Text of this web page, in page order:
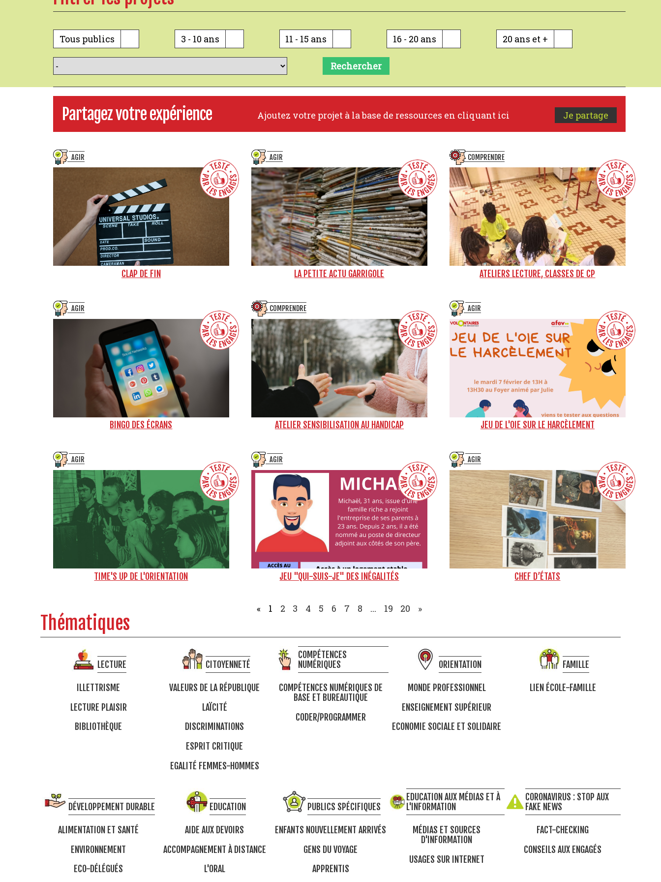
Tous publics 3 - 10 ans 11 - 15 ans 16 - 20 ans 20 ans et +
Rechercher
Partagez votre expérience Ajoutez votre projet à la base de ressources en cliquant ici Je partage
AGIR
CLAP DE FIN
AGIR
LA PETITE ACTU GARRIGOLE
COMPRENDRE
ATELIERS LECTURE, CLASSES DE CP
AGIR
BINGO DES ÉCRANS
COMPRENDRE
ATELIER SENSIBILISATION AU HANDICAP
AGIR
JEU DE L'OIE SUR LE HARCÈLEMENT
AGIR
TIME'S UP DE L'ORIENTATION
AGIR
JEU "QUI-SUIS-JE" DES INÉGALITÉS
AGIR
CHEF D’ÉTATS
« 1 2 3 4 5 6 7 8 ... 19 20 »
Thématiques
LECTURE
ILLETTRISME
LECTURE PLAISIR
BIBLIOTHÈQUE
CITOYENNETÉ
VALEURS DE LA RÉPUBLIQUE
LAÏCITÉ
DISCRIMINATIONS
ESPRIT CRITIQUE
EGALITÉ FEMMES-HOMMES
COMPÉTENCES
NUMÉRIQUES
COMPÉTENCES NUMÉRIQUES DE
BASE ET BUREAUTIQUE
CODER/PROGRAMMER
ORIENTATION
MONDE PROFESSIONNEL
ENSEIGNEMENT SUPÉRIEUR
ECONOMIE SOCIALE ET SOLIDAIRE
FAMILLE
LIEN ÉCOLE-FAMILLE
DÉVELOPPEMENT DURABLE
ALIMENTATION ET SANTÉ
ENVIRONNEMENT
ECO-DÉLÉGUÉS
EDUCATION
AIDE AUX DEVOIRS
ACCOMPAGNEMENT À DISTANCE
L'ORAL
PUBLICS SPÉCIFIQUES
ENFANTS NOUVELLEMENT ARRIVÉS
GENS DU VOYAGE
APPRENTIS
EDUCATION AUX MÉDIAS ET À
L'INFORMATION
MÉDIAS ET SOURCES
D'INFORMATION
USAGES SUR INTERNET
CORONAVIRUS : STOP AUX
FAKE NEWS
FACT-CHECKING
CONSEILS AUX ENGAGÉS